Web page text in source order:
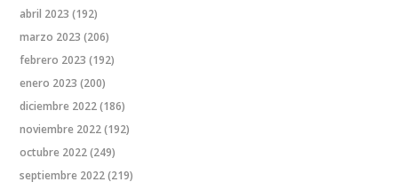
abril 2023 (192)
marzo 2023 (206)
febrero 2023 (192)
enero 2023 (200)
diciembre 2022(186)
noviembre 2022(192)
octubre 2022(249)
septiembre 2022(219)